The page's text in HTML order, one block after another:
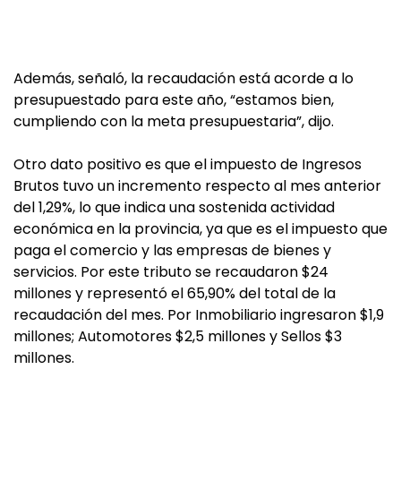
Además, señaló, la recaudación está acorde a lo
presupuestado para este año, “estamos bien,
cumpliendo con la meta presupuestaria”, dijo.
Otro dato positivo es que el impuesto de Ingresos
Brutos tuvo un incremento respecto al mes anterior
del 1,29%, lo que indica una sostenida actividad
económica en la provincia, ya que es el impuesto que
paga el comercio y las empresas de bienes y
servicios. Por este tributo se recaudaron $24
millones y representó el 65,90% del total de la
recaudación del mes. Por Inmobiliario ingresaron $1,9
millones; Automotores $2,5 millones y Sellos $3
millones.